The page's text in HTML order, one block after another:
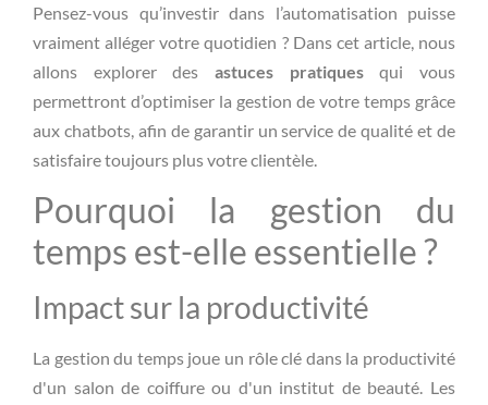
Pensez-vous qu’investir dans l’automatisation puisse
vraiment alléger votre quotidien ? Dans cet article, nous
allons explorer des astuces pratiquesqui vous
permettront d’optimiser la gestion de votre temps grâce
aux chatbots, afin de garantir un service de qualité et de
satisfaire toujours plus votre clientèle.
Pourquoi la gestion du
temps est-elle essentielle ?
Impact sur la productivité
La gestion du temps joue un rôle clé dans la productivité
d'un salon de coiffure ou d'un institut de beauté. Les